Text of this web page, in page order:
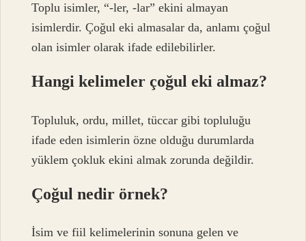
Toplu isimler, “-ler, -lar” ekini almayan
isimlerdir. Çoğul eki almasalar da, anlamı çoğul
olan isimler olarak ifade edilebilirler.
Hangi kelimeler çoğul eki almaz?
Topluluk, ordu, millet, tüccar gibi topluluğu
ifade eden isimlerin özne olduğu durumlarda
yüklem çokluk ekini almak zorunda değildir.
Çoğul nedir örnek?
İsim ve fiil kelimelerinin sonuna gelen ve